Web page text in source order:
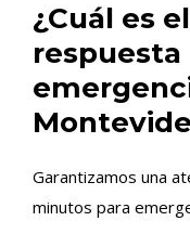
¿Cuál es
respuesta
Garantizamos una
minutos para